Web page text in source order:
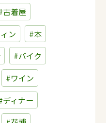
古着屋
ン
#本
#バイク
#ワイン
ディナー